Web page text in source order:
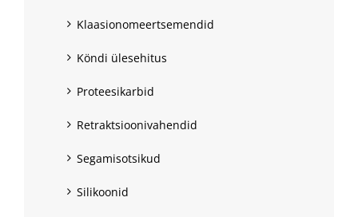
Klaasionomeertsemendid
Köndi ülesehitus
Proteesikarbid
Retraktsioonivahendid
Segamisotsikud
Silikoonid